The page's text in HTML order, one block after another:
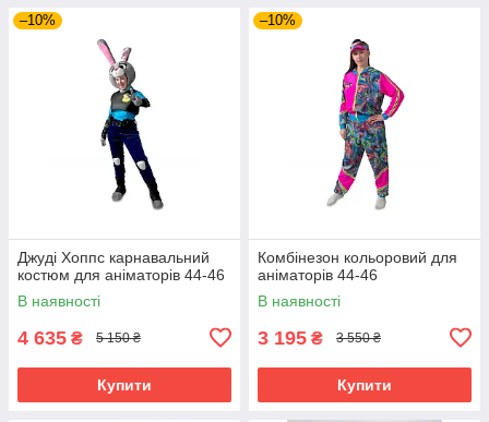
–10%
Джуді Хоппс карнавальний
костюм для аніматорів 44-46
В наявності
4 635 ₴ 5 150 ₴
Купити
–10%
Комбінезон кольоровий для
аніматорів 44-46
В наявності
3 195 ₴ 3 550 ₴
Купити